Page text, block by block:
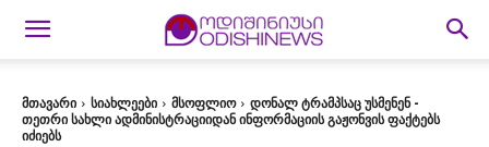
მთავარი სიახლეები მსოფლიო
დონალ ტრამპსაც უსმენენ -
თეთრი სახლი ადმინისტრაციიდან ინფორმაციის გაჟონვის ფაქტებს
იძიებს